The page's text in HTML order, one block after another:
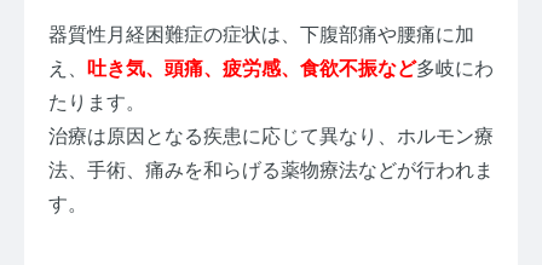
器質性月経困難症の症状は、下腹部痛や腰痛に加
え、
吐き気、頭痛、疲労感、食欲不振など多岐にわ
たります。
治療は原因となる疾患に応じて異なり、ホルモン療
法、手術、痛みを和らげる薬物療法などが行われま
す。